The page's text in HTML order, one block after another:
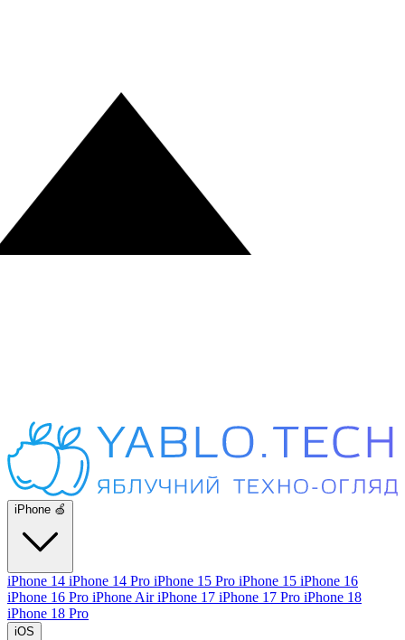
iPhone 🍏
iPhone 14 iPhone 14 Pro iPhone 15 Pro iPhone 15 iPhone 16
iPhone 16 Pro iPhone AiriPhone 17 iPhone 17 Pro iPhone 18
iPhone 18 Pro
iOS